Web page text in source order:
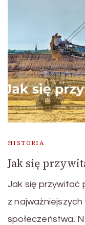
HISTORIA
Jak się
Jak się przywitać
z
społeczeństwa.